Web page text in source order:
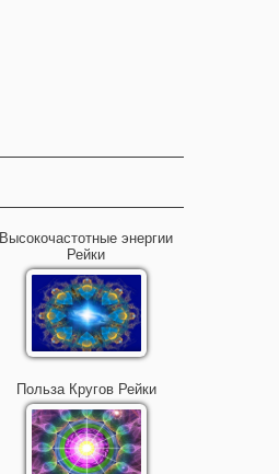
Высокочастотные энергии
Рейки
Польза Кругов Рейки